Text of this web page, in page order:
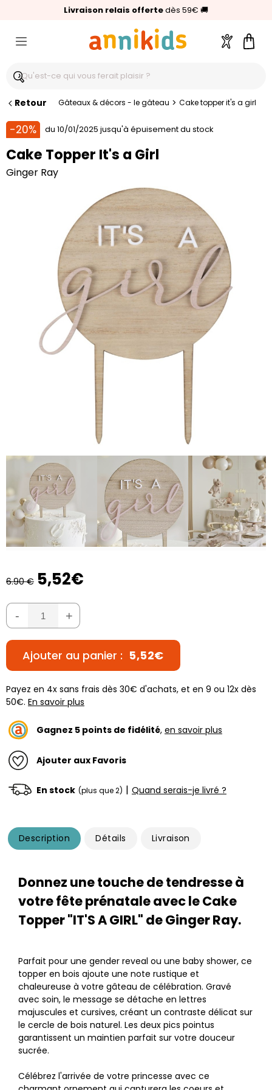
Livraison relais offertedès 59€ 🚚
🥇Palmarès Capital 2025 :Annikids N°1
⭐⭐⭐⭐⭐4,6/5(24 000 avis clients)
Compte
Retour Gâteaux & décors - le gâteau > Cake topper it's a girl
-20% du 10/01/2025 jusqu'à épuisement du stock
Cake Topper It's a Girl
Ginger Ray
6.90 € 5,52€
- +
Ajouter au panier : 5,52€
Payez en 4x sans frais dès 30€ d'achats, et en 9 ou 12x dès
50€. En savoir plus
Gagnez 5 points de fidélité, en savoir plus
Ajouter aux Favoris
En stock (plus que 2) | Quand serais-je livré ?
Description Détails Livraison
Donnez une touche de tendresse à
votre fête prénatale avec le Cake
Topper "IT'S A GIRL" de Ginger Ray.
Parfait pour une gender reveal ou une baby shower, ce
topper en bois ajoute une note rustique et
chaleureuse à votre gâteau de célébration. Gravé
avec soin, le message se détache en lettres
majuscules et cursives, créant un contraste délicat sur
le cercle de bois naturel. Les deux pics pointus
garantissent un maintien parfait sur votre douceur
sucrée.
Célébrez l'arrivée de votre princesse avec ce